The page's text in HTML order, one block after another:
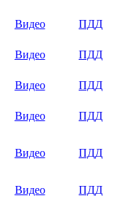
Видео
ПДД
Видео ПДД
Видео
ПДД
Видео ПДД
Видео ПДД
Видео ПДД